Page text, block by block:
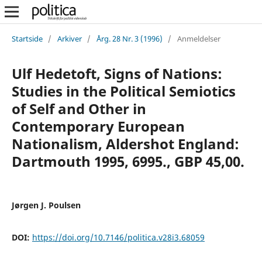
Startside / Arkiver / Årg. 28 Nr. 3 (1996) / Anmeldelser
Ulf Hedetoft, Signs of Nations:
Studies in the Political Semiotics
of Self and Other in
Contemporary European
Nationalism, Aldershot England:
Dartmouth 1995, 6995., GBP 45,00.
Jørgen J. Poulsen
DOI: https://doi.org/10.7146/politica.v28i3.68059